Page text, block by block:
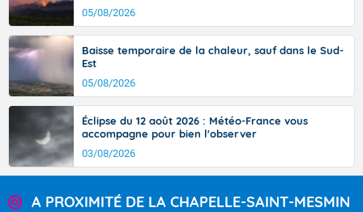
05/08/2026
Baisse temporaire de la chaleur, sauf dans le Sud-
Est
05/08/2026
Éclipse du 12 août 2026 : Météo-France vous
accompagne pour bien l'observer
03/08/2026
A PROXIMITÉ DE LA CHAPELLE-SAINT-MESMIN